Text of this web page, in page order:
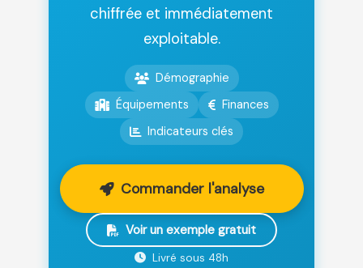
chiffrée et immédiatement
exploitable.
Démographie
Équipements
Finances
Indicateurs clés
Commander l'analyse
Voir un exemple gratuit
Livré sous 48h